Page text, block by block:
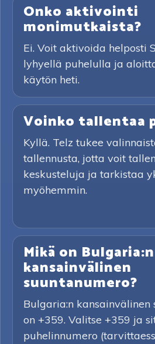
Onko aktivointi
monimutkaista?
Ei. Voit aktivoida helposti
lyhyellä puhelulla ja
käytön heti.
Voinko tallentaa
Kyllä. Telz tukee
tallennusta, jotta voit
keskusteluja ja tarkistaa
myöhemmin.
Mikä on Bulgaria:n
kansainvälinen
suuntanumero?
Bulgaria:n kansainvälinen
on +359. Valitse +359 ja
puhelinnumero